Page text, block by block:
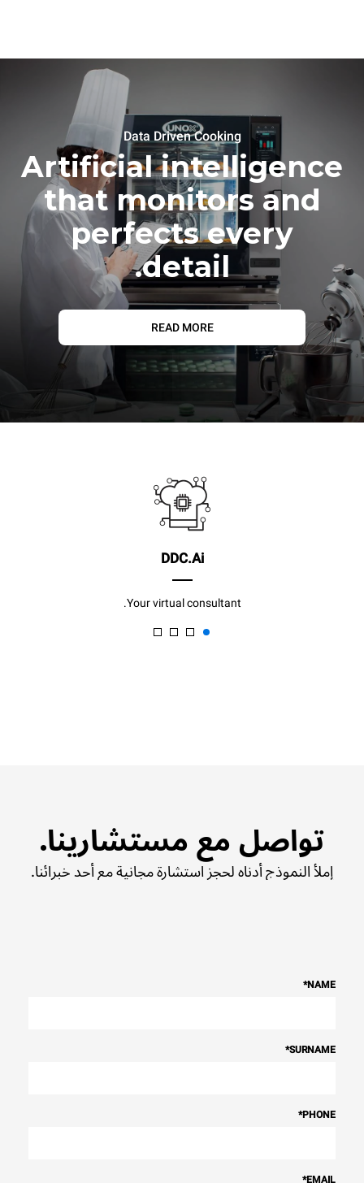
Data Driven Cooking
Artificial intelligence
that monitors and
perfects every
detail.
READ MORE
DDC.Ai
Your virtual consultant.
تواصل مع مستشارينا.
إملأ النموذج أدناه لحجز استشارة مجانية مع أحد خبرائنا.
NAME
*
SURNAME
*
PHONE
*
EMAIL
*